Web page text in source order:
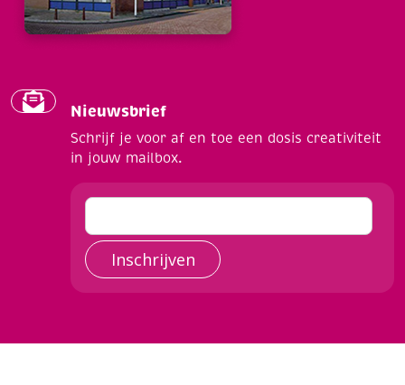
Nieuwsbrief
Schrijf je voor af en toe een dosis creativiteit
in jouw mailbox.
Inschrijven